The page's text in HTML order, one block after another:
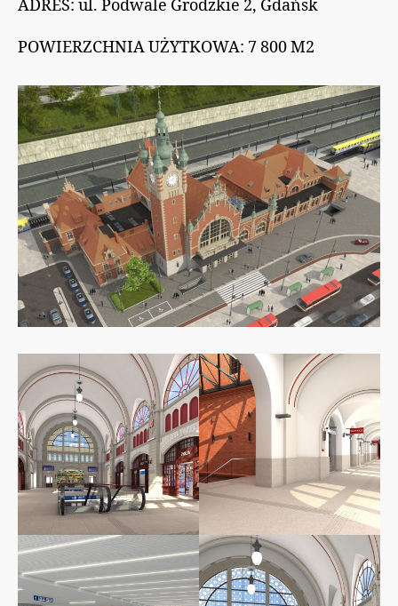
ADRES: ul. Podwale Grodzkie 2, Gdańsk
POWIERZCHNIA UŻYTKOWA: 7 800 M2